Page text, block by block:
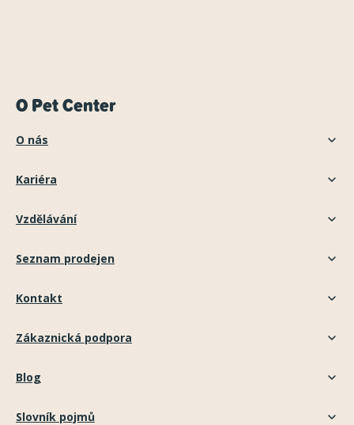
O Pet Center
O nás
Kariéra
Vzdělávání
Seznam prodejen
Kontakt
Zákaznická podpora
Blog
Slovník pojmů